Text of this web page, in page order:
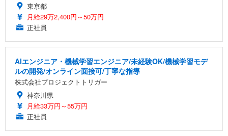
東京都
月給29万2,400円～50万円
正社員
AIエンジニア・機械学習エンジニア/未経験OK/機械学習モデ
ルの開発/オンライン面接可/丁寧な指導
株式会社プロジェクトトリガー
神奈川県
月給33万円～55万円
正社員